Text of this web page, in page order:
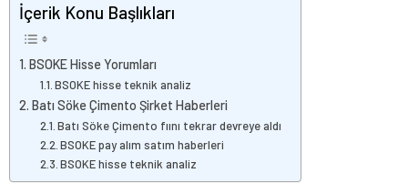
İçerik Konu Başlıkları
BSOKE Hisse Yorumları
BSOKE hisse teknik analiz
Batı Söke Çimento Şirket Haberleri
Batı Söke Çimento fıını tekrar devreye aldı
BSOKE pay alım satım haberleri
BSOKE hisse teknik analiz